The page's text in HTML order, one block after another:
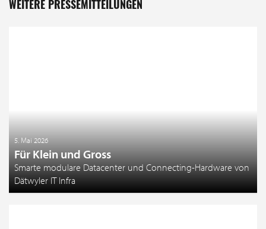
WEITERE PRESSEMITTEILUNGEN
5. Mai 2026
Für Klein und Gross
Smarte modulare Datacenter und Connecting-Hardware von
Dätwyler IT Infra